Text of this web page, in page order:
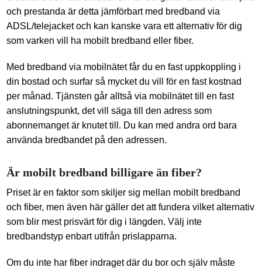
och prestanda är detta jämförbart med bredband via
ADSL/telejacket och kan kanske vara ett alternativ för dig
som varken vill ha mobilt bredband eller fiber.
Med bredband via mobilnätet får du en fast uppkoppling i
din bostad och surfar så mycket du vill för en fast kostnad
per månad. Tjänsten går alltså via mobilnätet till en fast
anslutningspunkt, det vill säga till den adress som
abonnemanget är knutet till. Du kan med andra ord bara
använda bredbandet på den adressen.
Är mobilt bredband billigare än fiber?
Priset är en faktor som skiljer sig mellan mobilt bredband
och fiber, men även här gäller det att fundera vilket alternativ
som blir mest prisvärt för dig i längden. Välj inte
bredbandstyp enbart utifrån prislapparna.
Om du inte har fiber indraget där du bor och själv måste